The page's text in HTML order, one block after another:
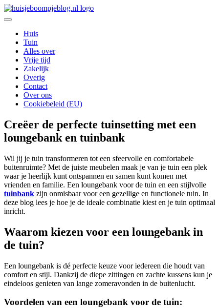
Ga
naar
inhoud
Huisje Boompje Blog
Huis
Tuin
Alles over
Vrije tijd
Zakelijk
Overig
Contact
Over ons
Cookiebeleid (EU)
Creëer de perfecte tuinsetting met een
loungebank en tuinbank
Wil jij je tuin transformeren tot een sfeervolle en comfortabele
buitenruimte? Met de juiste meubelen maak je van je tuin een plek
waar je heerlijk kunt ontspannen en samen kunt komen met
vrienden en familie. Een loungebank voor de tuin en een stijlvolle
tuinbank zijn onmisbaar voor een gezellige en functionele tuin. In
deze blog lees je hoe je de ideale combinatie kiest en je tuin optimaal
inricht.
Waarom kiezen voor een loungebank in
de tuin?
Een loungebank is dé perfecte keuze voor iedereen die houdt van
comfort en stijl. Dankzij de diepe zittingen en zachte kussens kun je
eindeloos genieten van lange zomeravonden in de buitenlucht.
Voordelen van een loungebank voor de tuin: